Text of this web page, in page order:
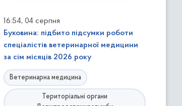
16:54, 04 серпня
Буковина: підбито підсумки роботи
спеціалістів ветеринарної медицини
за сім місяців 2026 року
Ветеринарна медицина
Територіальні органи